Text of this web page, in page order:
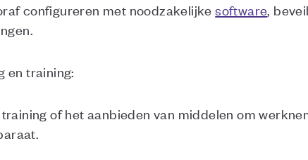
configureren met noodzakelijkesoftware,
en training:
of het aanbieden van middelen om